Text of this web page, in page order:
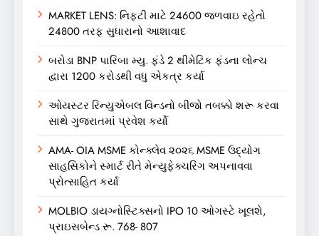
MARKET LENS: નિફ્ટી માટે 24600 જળવાઇ રહેતો
24800 તરફ સુધારાનો આશાવાદ
બરોડા BNP પારિબા મ્યુ. ફંડે 2 થીમેટિક ફંડના લોન્ચ
દ્વારા 1200 કરોડથી વધુ એકત્ર કર્યા
ઓયસ્ટર રિન્યુએબલ વિન્ડનો બીજો તબક્કો શરૂ કરવા
સાથે ગુજરાતમાં પ્રવેશ કર્યો
AMA- OIA MSME કોન્ક્લેવ ૨૦૨૬ MSME ઉદ્યોગ
સાહસિકોને સ્માર્ટ રીતે મેન્યુફેક્ચરિંગ અપનાવવા
પ્રોત્સાહિત કર્યા
MOLBIO ડાયગ્નોસ્ટિક્સનો IPO 10 ઓગસ્ટે ખૂલશે,
પ્રાઇસબેન્ડ રૂ. 768- 807